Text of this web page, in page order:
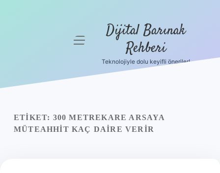
Yasal Uyarı
menüyü
Dijital Barınak
Rehberi
Teknolojiyle dolu keyifli öneriler!
ETIKET: 300 METREKARE ARSAYA
MÜTEAHHIT KAÇ DAIRE VERIR